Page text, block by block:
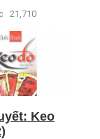
21,710
Keo